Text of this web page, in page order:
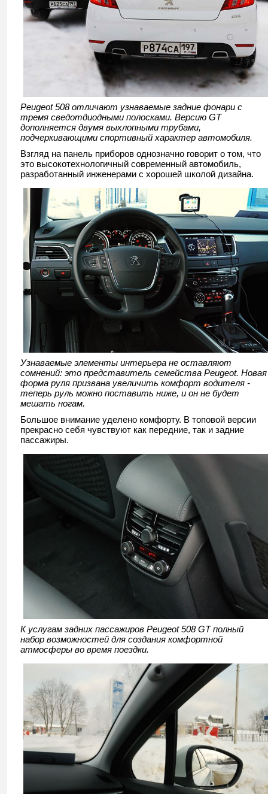
Peugeot 508 отличают узнаваемые задние фонари с
тремя сведотдиодными полосками. Версию GT
дополняется двумя выхлопными трубами,
подчеркивающими спортивный характер автомобиля.
Взгляд на панель приборов однозначно говорит о том, что
это высокотехнологичный современный автомобиль,
разработанный инженерами с хорошей школой дизайна.
Узнаваемые элементы интерьера не оставляют
сомнений: это представитель семейства Peugeot. Новая
форма руля призвана увеличить комфорт водителя -
теперь руль можно поставить ниже, и он не будет
мешать ногам.
Большое внимание уделено комфорту. В топовой версии
прекрасно себя чувствуют как передние, так и задние
пассажиры.
К услугам задних пассажиров Peugeot 508 GT полный
набор возможностей для создания комфортной
атмосферы во время поездки.